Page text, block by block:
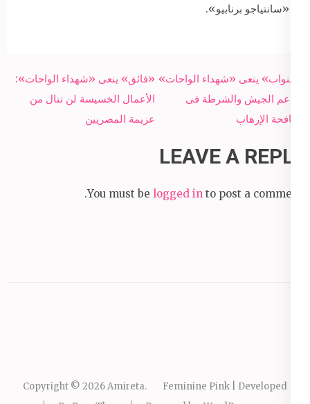
«سانتياجو برنابيو».
Post
navigation
«فائق» ينعى «شهداء الواحات»:
الأعمال الخسيسة لن تنال من
عزيمة المصريين
«النواب» ينعى «شهداء الواحات»
ويدعم الجيش والشرطة فى
مكافحة الإرهاب
LEAVE A REPLY
You must be logged in to post a comment.
Copyright © 2026Amireta.
Feminine Pink | Developed